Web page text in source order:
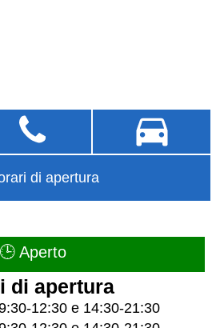
di apertura
🕒 Aperto
di apertura
12:30 e 14:30-21:30